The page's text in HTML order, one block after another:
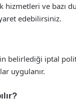
hizmetleri ve bazı
edebilirsiniz.
belirlediği iptal
uygulanır.